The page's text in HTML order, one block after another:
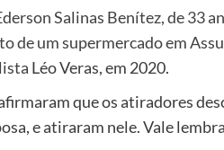
Salinas Benítez, de 33
de um supermercado em
Léo Veras, em 2020.
que os atiradores
e atiraram nele. Vale